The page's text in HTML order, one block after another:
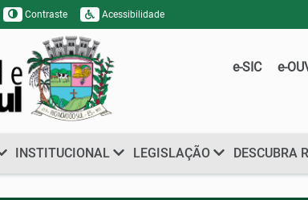
Contraste Acessibilidade
e-SIC e-
INSTITUCIONAL LEGISLAÇÃO DESCUBRA